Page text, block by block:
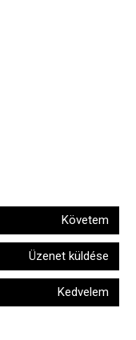
Követem
Üzenet küldése
Kedvelem